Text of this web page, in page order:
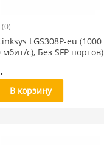
(0)
LGS308P-eu (1000
мбит/с), Без SFP портов)
В корзину